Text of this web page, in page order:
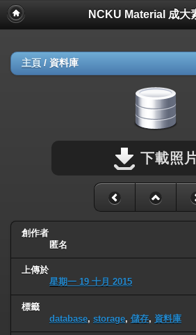
NCKU Material 成大
主頁 / 資料庫
下載照
創作者
匿名
上傳於
星期一 19 十月 2015
標籤
database, storage, 儲存, 資料庫